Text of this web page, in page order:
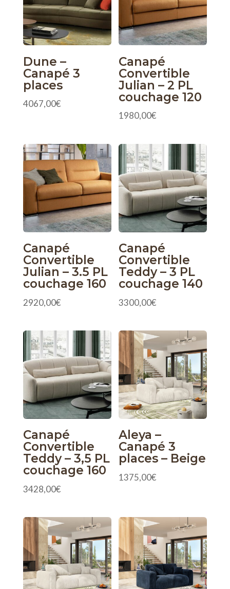
Dune –
Canapé 3
places
4067,00€
Canapé
Convertible
Julian – 2 PL
couchage 120
1980,00€
Canapé
Convertible
Julian – 3.5 PL
couchage 160
2920,00€
Canapé
Convertible
Teddy – 3 PL
couchage 140
3300,00€
Canapé
Convertible
Teddy – 3,5 PL
couchage 160
3428,00€
Aleya –
Canapé 3
places – Beige
1375,00€